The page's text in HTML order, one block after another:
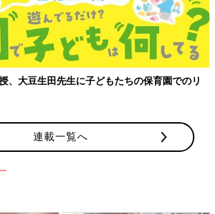
、大豆生田先生に子どもたちの保育園でのリ
連載一覧へ